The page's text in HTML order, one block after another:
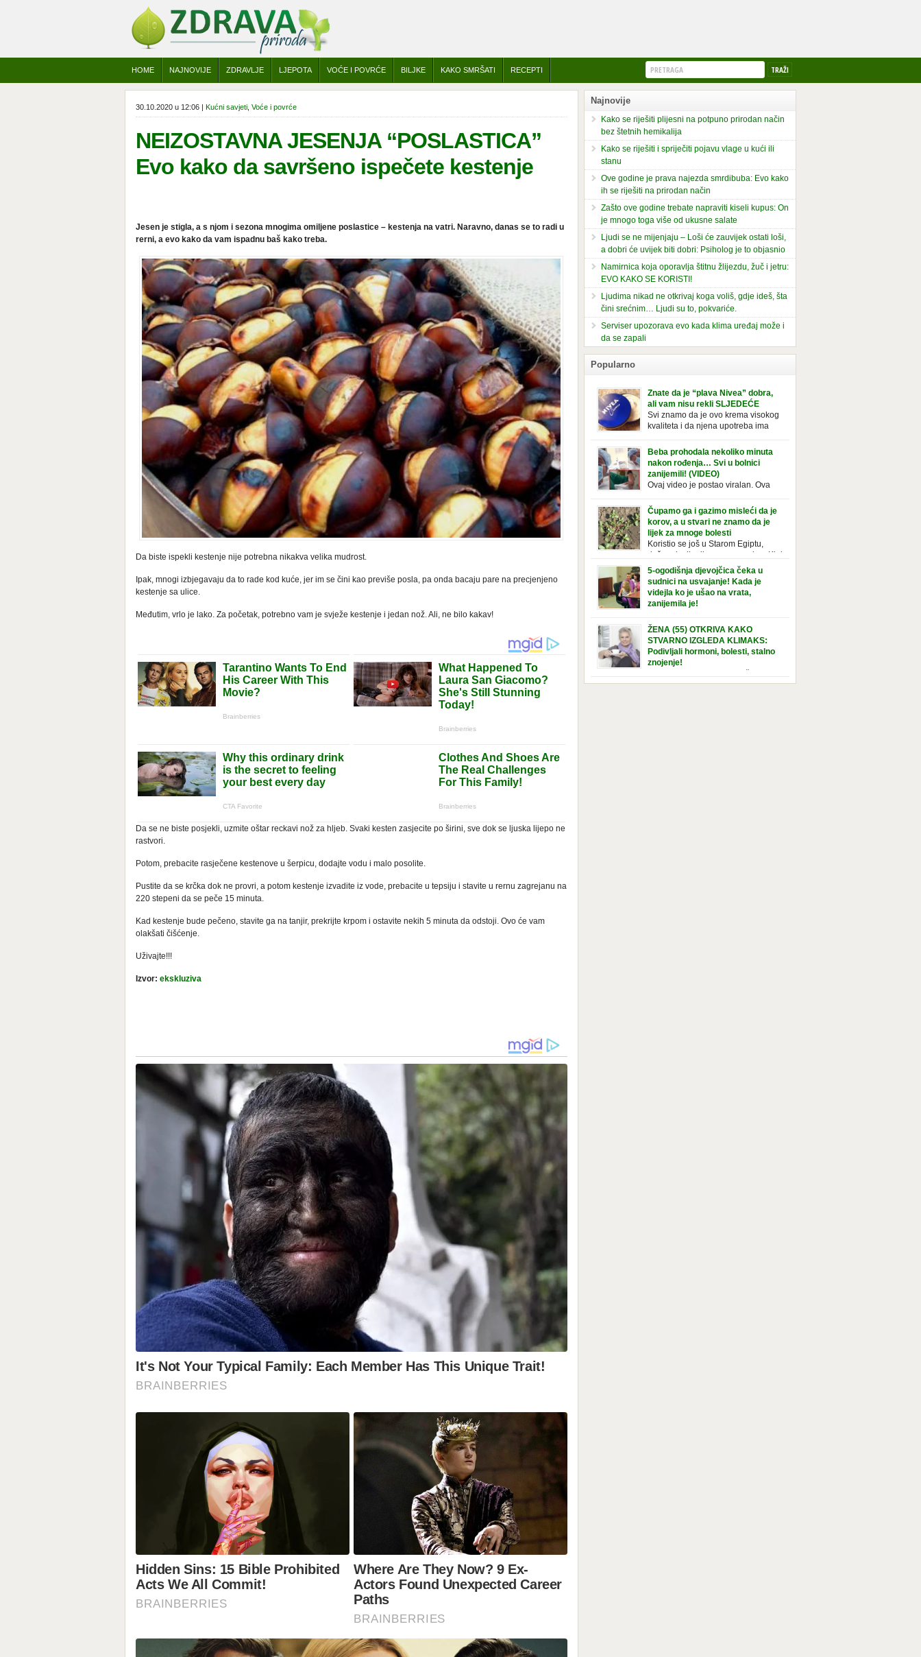
HOME NAJNOVIJE ZDRAVLJE LJEPOTA VOĆE I POVRĆE BILJKE KAKO SMRŠATI RECEPTI
30.10.2020 u 12:06 | Kućni savjeti Voće i povrće
NEIZOSTAVNA JESENJA “POSLASTICA”
Evo kako da savršeno ispečete kestenje
Jesen je stigla, a s njom i sezona mnogima omiljene poslastice – kestenja na vatri. Naravno, danas se to radi u
rerni, a evo kako da vam ispadnu baš kako treba.
Da biste ispekli kestenje nije potrebna nikakva velika mudrost.
Ipak, mnogi izbjegavaju da to rade kod kuće, jer im se čini kao previše posla, pa onda bacaju pare na precjenjeno
kestenje sa ulice.
Međutim, vrlo je lako. Za početak, potrebno vam je svježe kestenje i jedan nož. Ali, ne bilo kakav!
Da se ne biste posjekli, uzmite oštar reckavi nož za hljeb. Svaki kesten zasjecite po širini, sve dok se ljuska lijepo ne
rastvori.
Potom, prebacite rasječene kestenove u šerpicu, dodajte vodu i malo posolite.
Pustite da se krčka dok ne provri, a potom kestenje izvadite iz vode, prebacite u tepsiju i stavite u rernu zagrejanu na
220 stepeni da se peče 15 minuta.
Kad kestenje bude pečeno, stavite ga na tanjir, prekrijte krpom i ostavite nekih 5 minuta da odstoji. Ovo će vam
olakšati čišćenje.
Uživajte!!!
Izvor: ekskluziva
Najnovije
Kako se riješiti plijesni na potpuno prirodan način
bez štetnih hemikalija
Kako se riješiti i spriječiti pojavu vlage u kući ili
stanu
Ove godine je prava najezda smrdibuba: Evo kako
ih se riješiti na prirodan način
Zašto ove godine trebate napraviti kiseli kupus: On
je mnogo toga više od ukusne salate
Ljudi se ne mijenjaju – Loši će zauvijek ostati loši,
a dobri će uvijek biti dobri: Psiholog je to objasnio
Namirnica koja oporavlja štitnu žlijezdu, žuč i jetru:
EVO KAKO SE KORISTI!
Ljudima nikad ne otkrivaj koga voliš, gdje ideš, šta
čini srećnim… Ljudi su to, pokvariće.
Serviser upozorava evo kada klima uređaj može i
da se zapali
Popularno
Znate da je “plava Nivea” dobra,
ali vam nisu rekli SLJEDEĆE
Svi znamo da je ovo krema visokog
kvaliteta i da njena upotreba ima
sljedeće o njoj. Nivea krema u klasičnoj, plavoj
kutiji, prepoznatljivog mirisa i jednostavne
formule, jeste nezamenljiv inventar u kupatilima i
muškaraca i žena. Mnogi ljudi se ne odvajaju od
nje, pa je čak nose sa […]
Beba prohodala nekoliko minuta
nakon rođenja… Svi u bolnici
zanijemili! (VIDEO)
Ovaj video je postao viralan. Ova
korake. To je mnoge nasmijalo. Ovaj video je baš
neobičan. Ne viđamo baš često ovakve korake
kod novorođenih beba. Video je snimila babica,
pregledalo ga je preko 80 miliona ljudi. Ove
babice su ostale u čudu nakon što su vidjeli kako
Čupamo ga i gazimo misleći da je
korov, a u stvari ne znamo da je
lijek za mnoge bolesti
Koristio se još u Starom Egiptu,
duže od milenijuma se uzgaja u Kini
i Indiji, Francuzi od njega prave različita
tradicionalna jela i čorbe… Jedino mi gazimo po
njemu, čupamo ga i bacamo kao korov! Tušt je
jednogodišnji, ali vrlo uporan “korov” koji, ka­da
nam se jednom nastani u bašti ili dvorištu, teško
5-ogodišnja djevojčica čeka u
sudnici na usvajanje! Kada je
videjla ko je ušao na vrata,
zanijemila je!
zbrinuta u hraniteljskoj porodici. Sada, u svojoj 5.
godini, dočekala je momenat usvajanja, kada će
dobiti novu, stalnu porodicu. Ovaj dan je bio
veoma poseban za djevojčicu i njenu novu
porodicu, ali je uskoro postao još čarobniji,
ŽENA (55) OTKRIVA KAKO
STVARNO IZGLEDA KLIMAKS:
Podivljali hormoni, bolesti, stalno
znojenje!
“Bila sam slomljena, naslušala sam
se o tome da ću uskoro izgledati kao da imam